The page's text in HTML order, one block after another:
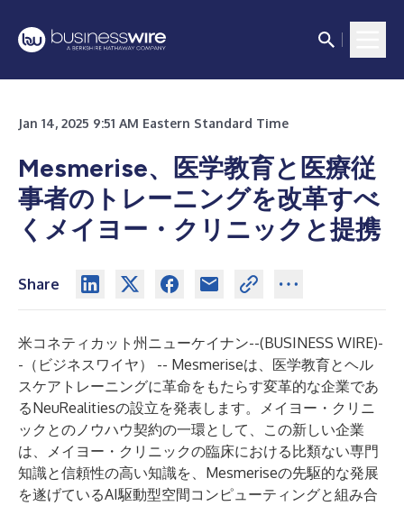
Jan 14, 2025 9:51 AM Eastern Standard Time
Mesmerise、医学教育と医療従
事者のトレーニングを改革すべ
くメイヨー・クリニックと提携
Share
米コネティカット州ニューケイナン--(BUSINESS WIRE)-
- （ビジネスワイヤ） -- Mesmeriseは、医学教育とヘル
スケアトレーニングに革命をもたらす変革的な企業であ
るNeuRealitiesの設立を発表します。メイヨー・クリニ
ックとのノウハウ契約の一環として、この新しい企業
は、メイヨー・クリニックの臨床における比類ない専門
知識と信頼性の高い知識を、Mesmeriseの先駆的な発展
を遂げているAI駆動型空間コンピューティングと組み合